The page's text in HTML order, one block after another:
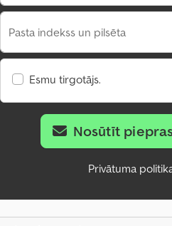
Pasta indekss un pilsēta
Esmu tirgotājs.
Nosūtīt
Privātuma